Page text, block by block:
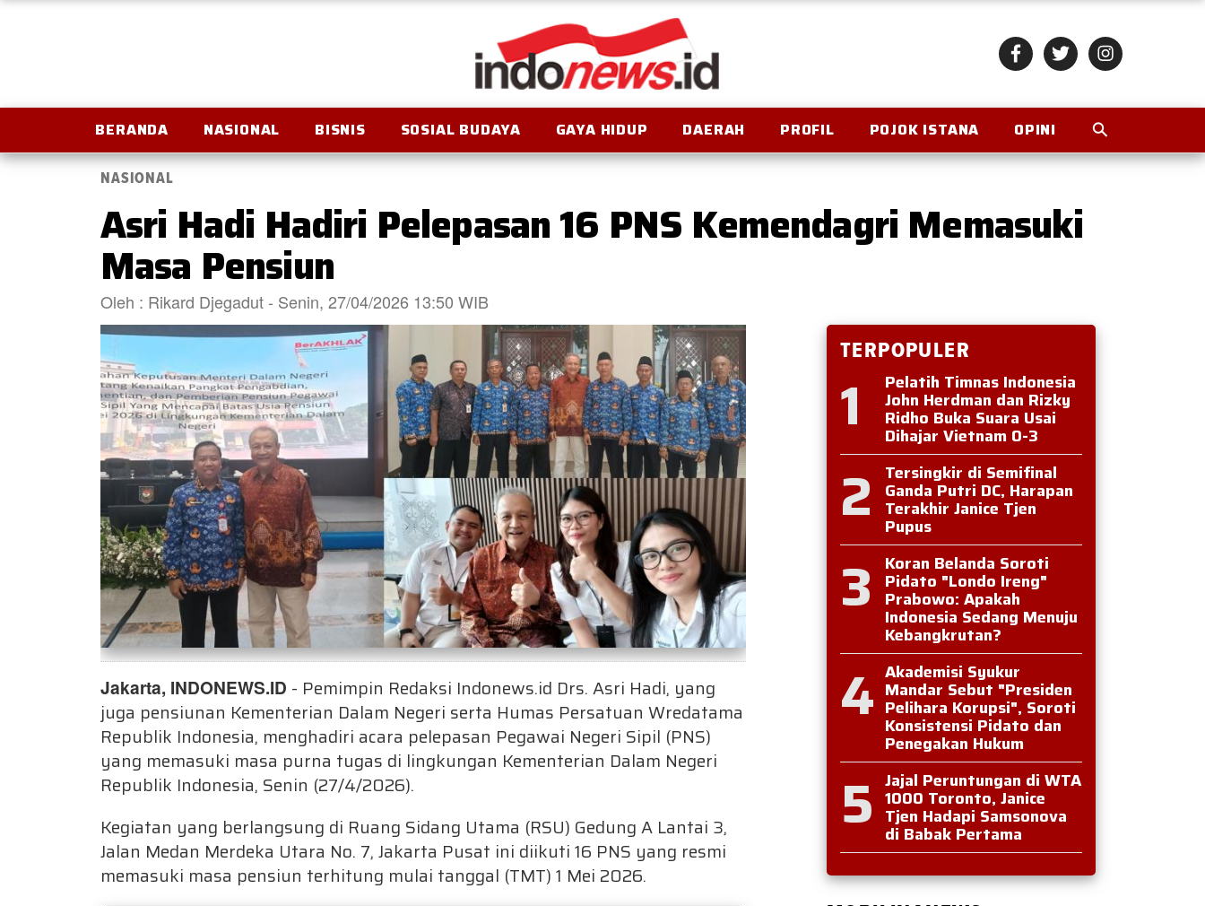
BERANDA NASIONAL BISNIS SOSIAL BUDAYA GAYA HIDUP DAERAH PROFIL POJOK ISTANA OPINI
NASIONAL
Asri Hadi Hadiri Pelepasan 16 PNS Kemendagri Memasuki
Masa Pensiun
Oleh : Rikard Djegadut - Senin, 27/04/2026 13:50 WIB
Jakarta, INDONEWS.ID - Pemimpin Redaksi Indonews.id Drs. Asri Hadi, yang
juga pensiunan Kementerian Dalam Negeri serta Humas Persatuan Wredatama
Republik Indonesia, menghadiri acara pelepasan Pegawai Negeri Sipil (PNS)
yang memasuki masa purna tugas di lingkungan Kementerian Dalam Negeri
Republik Indonesia, Senin (27/4/2026).
Kegiatan yang berlangsung di Ruang Sidang Utama (RSU) Gedung A Lantai 3,
Jalan Medan Merdeka Utara No. 7, Jakarta Pusat ini diikuti 16 PNS yang resmi
memasuki masa pensiun terhitung mulai tanggal (TMT) 1 Mei 2026.
TERPOPULER
1 Pelatih Timnas Indonesia
John Herdman dan Rizky
Ridho Buka Suara Usai
Dihajar Vietnam 0-3
2 Tersingkir di Semifinal
Ganda Putri DC, Harapan
Terakhir Janice Tjen
Pupus
3 Koran Belanda Soroti
Pidato "Londo Ireng"
Prabowo: Apakah
Indonesia Sedang Menuju
Kebangkrutan?
4 Akademisi Syukur
Mandar Sebut "Presiden
Pelihara Korupsi", Soroti
Konsistensi Pidato dan
Penegakan Hukum
5 Jajal Peruntungan di WTA
1000 Toronto, Janice
Tjen Hadapi Samsonova
di Babak Pertama